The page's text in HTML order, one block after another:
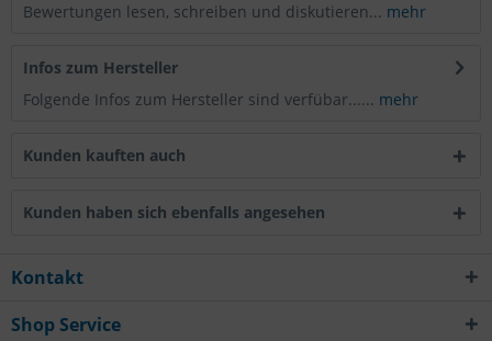
Bewertungen lesen, schreiben und diskutieren... mehr
Infos zum Hersteller
Folgende Infos zum Hersteller sind verfübar...... mehr
Kunden kauften auch
Kunden haben sich ebenfalls angesehen
Kontakt
Shop Service